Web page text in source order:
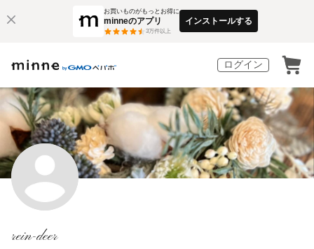
お買いものがもっとお得に
minneのアプリ
3万件以上
インストールする
ログイン
rein-deer